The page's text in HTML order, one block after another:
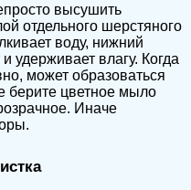
высушить
отдельного шерстяного
воду, нижний
удерживает влагу. Когда
может образоваться
берите цветное мыло
Иначе